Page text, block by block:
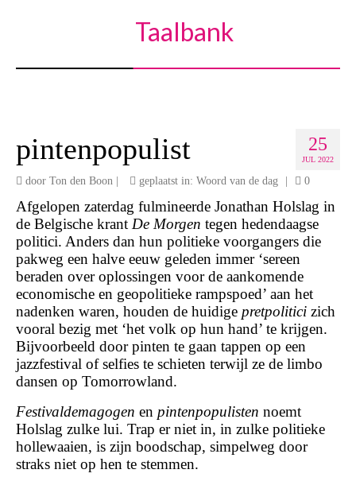
Taalbank
25
JUL 2022
pintenpopulist
door Ton den Boon geplaatst in: Woord van de dag 0
Afgelopen zaterdag fulmineerde Jonathan Holslag in
de Belgische krant De Morgen tegen hedendaagse
politici. Anders dan hun politieke voorgangers die
pakweg een halve eeuw geleden immer ‘sereen
beraden over oplossingen voor de aankomende
economische en geopolitieke rampspoed’ aan het
nadenken waren, houden de huidige pretpolitici zich
vooral bezig met ‘het volk op hun hand’ te krijgen.
Bijvoorbeeld door pinten te gaan tappen op een
jazzfestival of selfies te schieten terwijl ze de limbo
dansen op Tomorrowland.
Festivaldemagogen en pintenpopulisten noemt
Holslag zulke lui. Trap er niet in, in zulke politieke
hollewaaien, is zijn boodschap, simpelweg door
straks niet op hen te stemmen.